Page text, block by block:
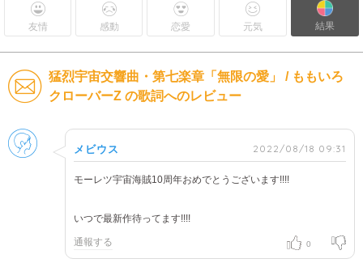
友情 感動 恋愛 元気 結果
猛烈宇宙交響曲・第七楽章「無限の愛」 / ももいろ
クローバーZ の歌詞へのレビュー
男性
メビウス 2022/08/18 09:31
モーレツ宇宙海賊10周年おめでとうございます!!!!
いつで最新作待ってます!!!!
通報する 0